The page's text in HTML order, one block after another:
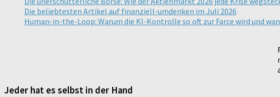
Die beliebtesten Artikel auf finanziell-umdenken im Juli 2026
Human-in-the-Loop: Warum die KI-Kontrolle so oft zur Farce wird und
Jeder hat es selbst in der Hand